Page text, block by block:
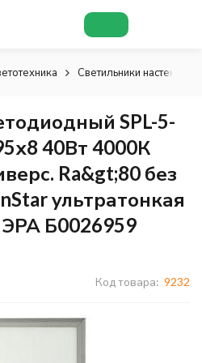
Светильники настенно-
SPL-5-
40Вт 4000К
Ra&gt;80 без
ультратонкая
Б0026959
Код товара: 9232